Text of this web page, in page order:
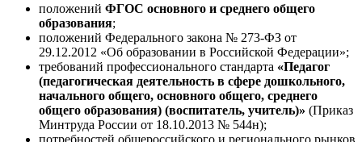
положений ФГОС основного и среднего общего
образования;
положений Федерального закона № 273-ФЗ от
29.12.2012 «Об образовании в Российской Федерации»;
требований профессионального стандарта «Педагог
(педагогическая деятельность в сфере дошкольного,
начального общего, основного общего, среднего
общего образования) (воспитатель, учитель)» (Приказ
Минтруда России от 18.10.2013 № 544н);
потребностей общероссийского и регионального рынков